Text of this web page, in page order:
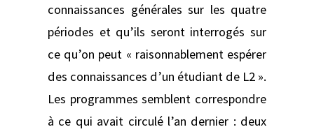
connaissances générales sur les quatre
périodes et qu’ils seront interrogés sur
ce qu’on peut « raisonnablement espérer
des connaissances d’un étudiant de L2 ».
Les programmes semblent correspondre
à ce qui avait circulé l’an dernier : deux